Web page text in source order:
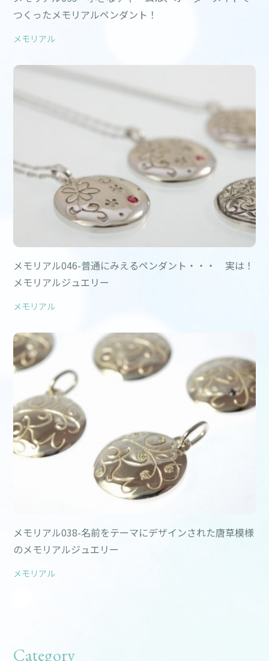
つくったメモリアルペンダント！
メモリアル
メモリアル046-普通にみえるペンダント・・・ 実は！
メモリアルジュエリー
メモリアル
メモリアル038-名前をテーマにデザインされた唐草模様
のメモリアルジュエリー
メモリアル
Category